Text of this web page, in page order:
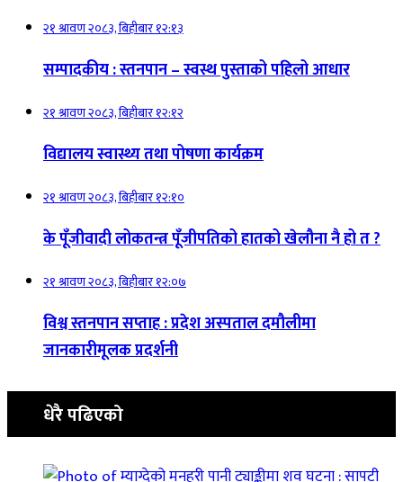
२१ श्रावण २०८३, बिहीबार १२:१३
सम्पादकीय : स्तनपान – स्वस्थ पुस्ताको पहिलो आधार
२१ श्रावण २०८३, बिहीबार १२:१२
विद्यालय स्वास्थ्य तथा पोषणा कार्यक्रम
२१ श्रावण २०८३, बिहीबार १२:१०
के पूँजीवादी लोकतन्त्र पूँजीपतिको हातको खेलौना नै हो त ?
२१ श्रावण २०८३, बिहीबार १२:०७
विश्व स्तनपान सप्ताह : प्रदेश अस्पताल दमौलीमा
जानकारीमूलक प्रदर्शनी
धेरै पढिएको